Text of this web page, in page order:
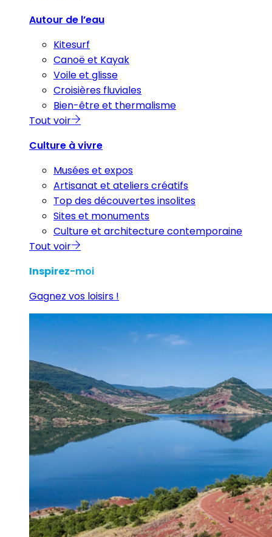
Autour de l’eau
Kitesurf
Canoë et Kayak
Voile et glisse
Croisières fluviales
Bien-être et thermalisme
Tout voir
Culture à vivre
Musées et expos
Artisanat et ateliers créatifs
Top des découvertes insolites
Sites et monuments
Culture et architecture contemporaine
Tout voir
Inspirez-moi
Gagnez vos loisirs !